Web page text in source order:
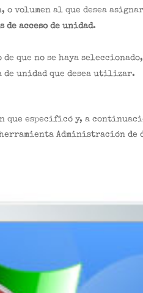
volumen al que desea
acceso de unidad.
de que no se haya
unidad que desea utilizar.
que especificó y, a
Administración de